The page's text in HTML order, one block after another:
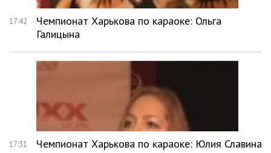
17:42
Чемпионат Харькова по караоке: Ольга
Галицына
17:31 Чемпионат Харькова по караоке: Юлия Славина